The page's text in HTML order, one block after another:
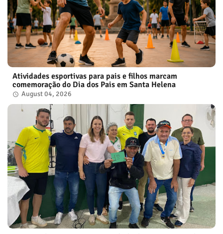
Atividades esportivas para pais e filhos marcam
comemoração do Dia dos Pais em Santa Helena
August 04, 2026